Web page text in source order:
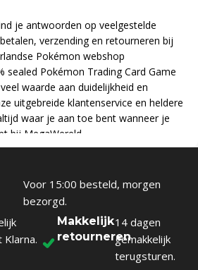
je antwoorden op veelgestelde
verzending en retourneren bij
Pokémon webshop
sealed Pokémon Trading Card Game
waarde aan duidelijkheid en
uitgebreide klantenservice en heldere
waar je aan toe bent wanneer je
bij MegaWereld.
Voor 15:00 besteld, morgen
bezorgd.
Makkelijk
retourneren
14 dagen
gemakkelijk
terugsturen.